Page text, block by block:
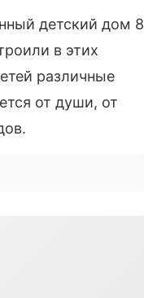
детский дом 8
в этих
различные
от души, от